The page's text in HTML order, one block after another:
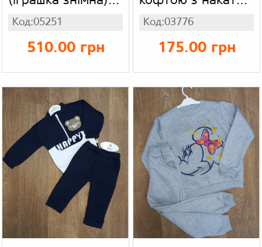
Туреччина,
тринитка
Код:05251
510.00 грн
Туреччина
Код:03776
175.00 грн